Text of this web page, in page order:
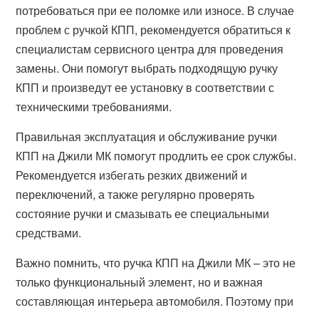
потребоваться при ее поломке или износе. В случае
проблем с ручкой КПП, рекомендуется обратиться к
специалистам сервисного центра для проведения
замены. Они помогут выбрать подходящую ручку
КПП и произведут ее установку в соответствии с
техническими требованиями.
Правильная эксплуатация и обслуживание ручки
КПП на Джили МК помогут продлить ее срок службы.
Рекомендуется избегать резких движений и
переключений, а также регулярно проверять
состояние ручки и смазывать ее специальными
средствами.
Важно помнить, что ручка КПП на Джили МК – это не
только функциональный элемент, но и важная
составляющая интерьера автомобиля. Поэтому при